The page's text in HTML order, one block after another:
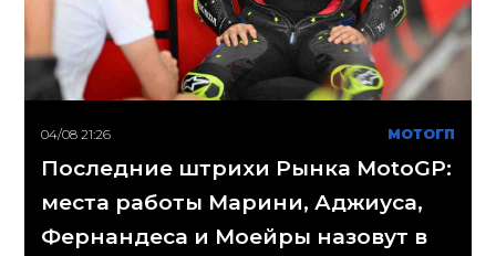
04/08 21:26 МОТОГП
Последние штрихи Рынка MotoGP:
места работы Марини, Аджиуса,
Фернандеса и Моейры назовут в